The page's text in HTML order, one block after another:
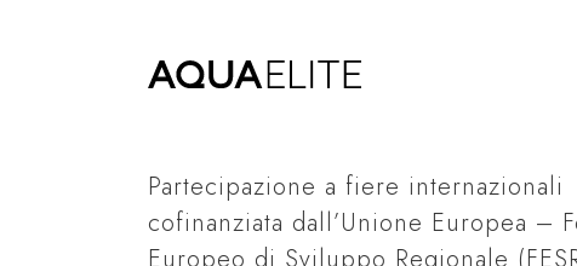
Partecipazione a fiere internazionali
cofinanziata dall’Unione Europea –